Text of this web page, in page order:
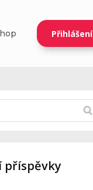
Přihlášení
příspěvky